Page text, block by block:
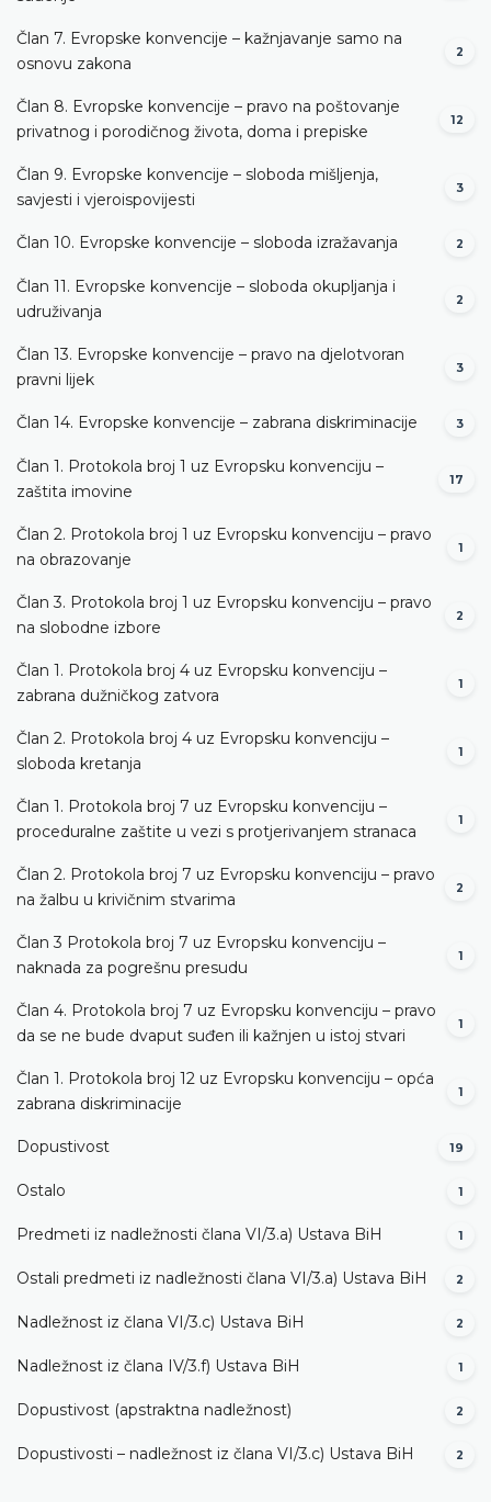
Član 7. Evropske konvencije – kažnjavanje samo na
osnovu zakona
2
Član 8. Evropske konvencije – pravo na poštovanje
privatnog i porodičnog života, doma i prepiske
12
Član 9. Evropske konvencije – sloboda mišljenja,
savjesti i vjeroispovijesti
3
Član 10. Evropske konvencije – sloboda izražavanja 2
Član 11. Evropske konvencije – sloboda okupljanja i
udruživanja
2
Član 13. Evropske konvencije – pravo na djelotvoran
pravni lijek
3
Član 14. Evropske konvencije – zabrana diskriminacije 3
Član 1. Protokola broj 1 uz Evropsku konvenciju –
zaštita imovine
17
Član 2. Protokola broj 1 uz Evropsku konvenciju – pravo
na obrazovanje
1
Član 3. Protokola broj 1 uz Evropsku konvenciju – pravo
na slobodne izbore
2
Član 1. Protokola broj 4 uz Evropsku konvenciju –
zabrana dužničkog zatvora
1
Član 2. Protokola broj 4 uz Evropsku konvenciju –
sloboda kretanja
1
Član 1. Protokola broj 7 uz Evropsku konvenciju –
proceduralne zaštite u vezi s protjerivanjem stranaca
1
Član 2. Protokola broj 7 uz Evropsku konvenciju – pravo
na žalbu u krivičnim stvarima
2
Član 3 Protokola broj 7 uz Evropsku konvenciju –
naknada za pogrešnu presudu
1
Član 4. Protokola broj 7 uz Evropsku konvenciju – pravo
da se ne bude dvaput suđen ili kažnjen u istoj stvari
1
Član 1. Protokola broj 12 uz Evropsku konvenciju – opća
zabrana diskriminacije
1
Dopustivost 19
Ostalo 1
Predmeti iz nadležnosti člana VI/3.а) Ustava BiH 1
Ostali predmeti iz nadležnosti člana VI/3.а) Ustava BiH 2
Nadležnost iz člana VI/3.c) Ustava BiH 2
Nadležnost iz člana IV/3.f) Ustava BiH 1
Dopustivost (apstraktna nadležnost) 2
Dopustivosti – nadležnost iz člana VI/3.c) Ustava BiH 2